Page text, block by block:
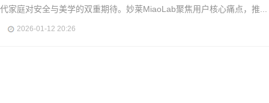
代家庭对安全与美学的双重期待。妙莱MiaoLab聚焦用户核心痛点，推...
2026-01-12 20:26